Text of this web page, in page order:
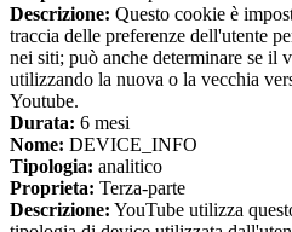
Descrizione: Questo cookie è
traccia delle preferenze dell'utente
nei siti; può anche determinare se il
utilizzando la nuova o la vecchia
Youtube.
Durata: 6 mesi
Nome: DEVICE_INFO
Tipologia: analitico
Proprieta: Terza-parte
Descrizione: YouTube utilizza